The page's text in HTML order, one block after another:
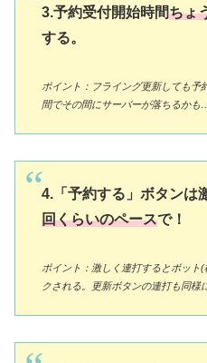
3.予約受付開始時間ちょ
する。
ポイント：フライング更新しても予
間でその間にサーバーが落ちるかも
4.「予約する」ボタンは
回くらいのペースで！
ポイント：激しく連打するとボット
クされる。更新ボタンの連打も同様